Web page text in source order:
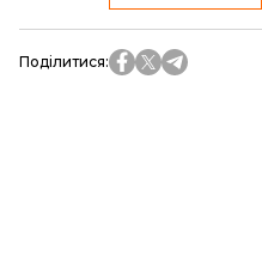
Поділитися: